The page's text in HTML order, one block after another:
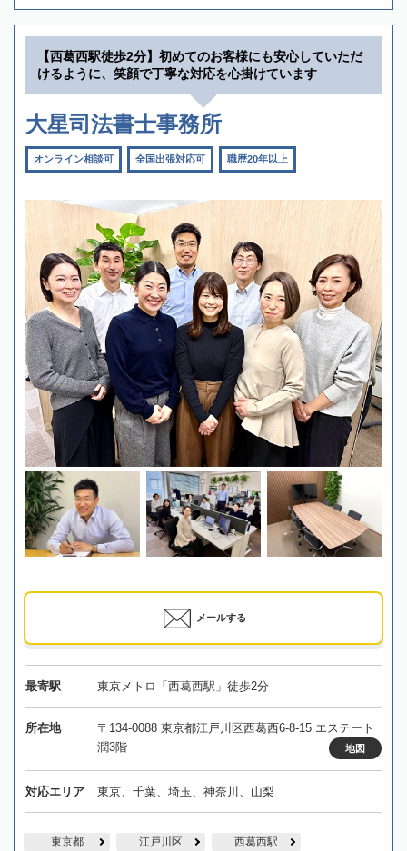
【西葛西駅徒歩2分】初めてのお客様にも安心していただ
けるように、笑顔で丁寧な対応を心掛けています
大星司法書士事務所
オンライン相談可 全国出張対応可 職歴20年以上
メールする
最寄駅 東京メトロ「西葛西駅」徒歩2分
所在地
〒134-0088 東京都江戸川区西葛西6-8-15 エステート
潤3階
地図
対応エリア 東京、千葉、埼玉、神奈川、山梨
東京都 江戸川区 西葛西駅